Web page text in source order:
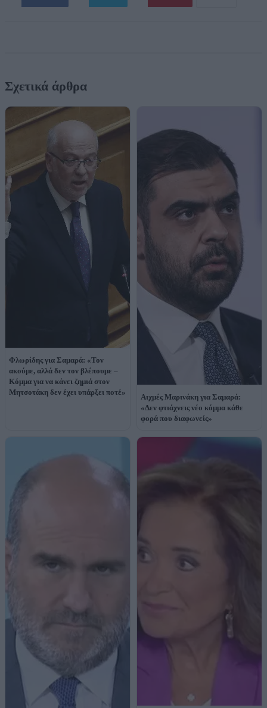
Σχετικά άρθρα
Φλωρίδης για Σαμαρά: «Τον
ακούμε, αλλά δεν τον βλέπουμε –
Κόμμα για να κάνει ζημιά στον
Μητσοτάκη δεν έχει υπάρξει ποτέ»
Αιχμές Μαρινάκη για Σαμαρά:
«Δεν φτιάχνεις νέο κόμμα κάθε
φορά που διαφωνείς»